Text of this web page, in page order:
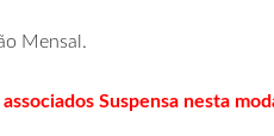
Mensal.
Suspensa nesta